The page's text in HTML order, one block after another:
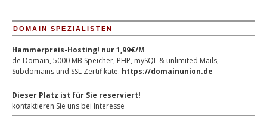
DOMAIN SPEZIALISTEN
Hammerpreis-Hosting! nur 1,99€/M
de Domain, 5000 MB Speicher, PHP, mySQL & unlimited Mails,
Subdomains und SSL Zertifikate. https://domainunion.de
Dieser Platz ist für Sie reserviert!
kontaktieren Sie uns bei Interesse